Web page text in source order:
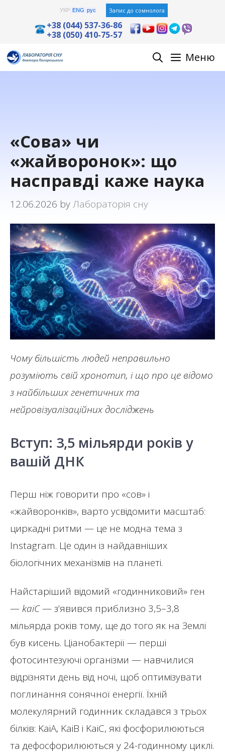
УКР ENG рус Запис до сомнолога
+38 (044) 537-36-86
+38 (050) 410-75-57
Меню
«Сова» чи
«жайворонок»: що
насправді каже наука
12.06.2026 byЛабораторія сну
Чому більшість людей неправильно
розуміють свій хронотип, і що про це відомо
з найбільших генетичних та
нейровізуалізаційних досліджень
Вступ: 3,5 мільярди років у
вашій ДНК
Перш ніж говорити про «сов» і
«жайворонків», варто усвідомити масштаб:
циркадні ритми — це не модна тема з
Instagram. Це один із найдавніших
біологічних механізмів на планеті.
Найстаріший відомий «годинниковий» ген
—kaiC— з’явився приблизно 3,5–3,8
мільярда років тому, ще до того як на Землі
був кисень. Ціанобактерії — перші
фотосинтезуючі організми — навчилися
відрізняти день від ночі, щоб оптимізувати
поглинання сонячної енергії. Їхній
молекулярний годинник складався з трьох
білків: KaiA, KaiB і KaiC, які фосфорилюються
та дефосфорилюються у 24-годинному циклі.